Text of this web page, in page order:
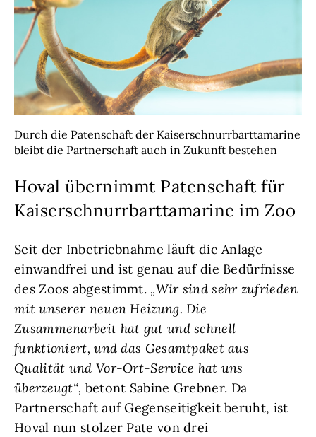
Durch die Patenschaft der Kaiserschnurrbarttamarine
bleibt die Partnerschaft auch in Zukunft bestehen
Hoval übernimmt Patenschaft für
Kaiserschnurrbarttamarine im Zoo
Seit der Inbetriebnahme läuft die Anlage
einwandfrei und ist genau auf die Bedürfnisse
des Zoos abgestimmt.„Wir sind sehr zufrieden
mit unserer neuen Heizung. Die
Zusammenarbeit hat gut und schnell
funktioniert, und das Gesamtpaket aus
Qualität und Vor-Ort-Service hat uns
überzeugt“, betont Sabine Grebner. Da
Partnerschaft auf Gegenseitigkeit beruht, ist
Hoval nun stolzer Pate von drei